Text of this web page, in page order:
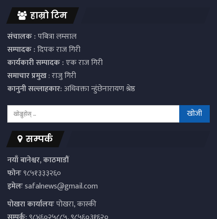
हाम्रो टिम
संचालक :पबित्रा लम्साल
सम्पादक :दिपक राज गिरी
कार्यकारी सम्पादक :एक राज गिरी
समाचार प्रमुख: राजु गिरी
कानुनी सल्लाहकार:अधिवक्ता न्हुंछेनारायण श्रेष्ठ
सम्पर्क
नयाँ बानेश्वर, काठमाडौं
फोनः९८५१३३३२६०
इमेलःsafalnews@gmail.com
पाेखरा कार्यालयःपोखरा, कास्की